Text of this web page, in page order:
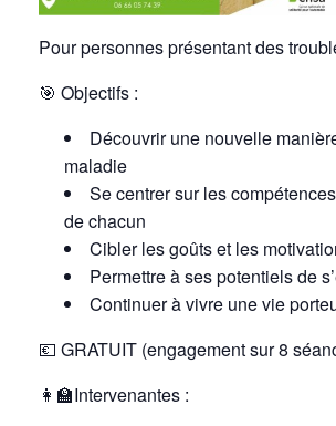
Pour personnes présentant des
🎯 Objectifs :
Découvrir une nouvelle
maladie
Se centrer sur les
de chacun
Cibler les goûtset les
Permettre à ses potentielsde
Continuer à vivre une vie
💶 GRATUIT (engagement sur 8
👩‍🏫Intervenantes :